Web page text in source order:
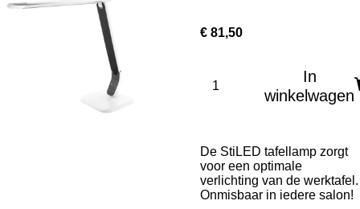
€ 81,50
In
winkelwagen
De StiLED tafellamp zorgt
voor een optimale
verlichting van de werktafel.
Onmisbaar in iedere salon!